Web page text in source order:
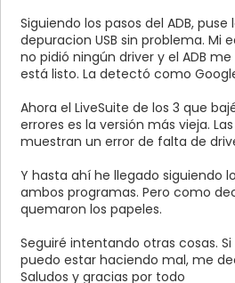
Siguiendo los pasos del ADB,
depuracion USB sin problema. Mi
no pidió ningún driver y el ADB
está listo. La detectó como
Ahora el LiveSuite de los 3 que
errores es la versión más vieja.
muestran un error de falta de
Y hasta ahí he llegado siguiendo
ambos programas. Pero como
quemaron los papeles.
Seguiré intentando otras cosas.
puedo estar haciendo mal, me
Saludos y gracias por todo